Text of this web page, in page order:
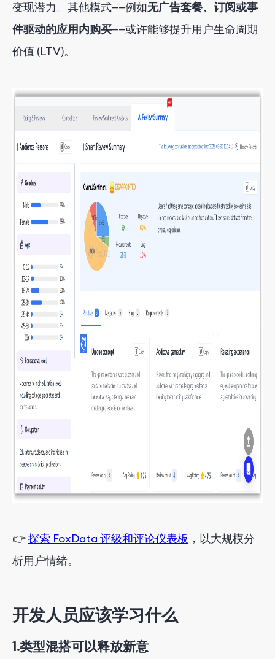
变现潜力。其他模式——例如无广告套餐、订阅或事
件驱动的应用内购买——或许能够提升用户生命周期
价值 (LTV)。
👉探索 FoxData 评级和评论仪表板 ，以大规模分
析用户情绪。
开发人员应该学习什么
1.类型混搭可以释放新意